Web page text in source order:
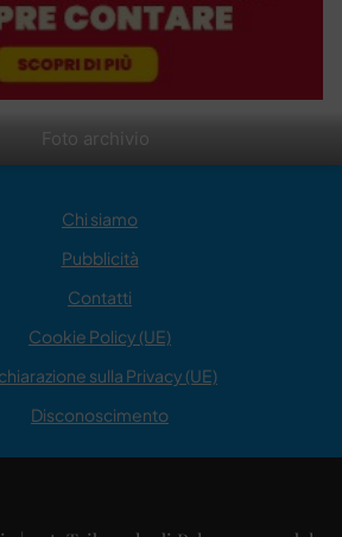
Foto archivio
Chi siamo
Pubblicità
Contatti
Cookie Policy (UE)
sulla Privacy (UE)
Disconoscimento